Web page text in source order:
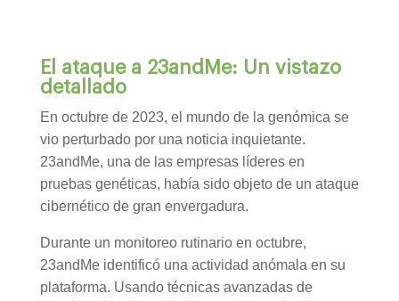
El ataque a 23andMe: Un vistazo
detallado
En octubre de 2023, el mundo de la genómica se
vio perturbado por una noticia inquietante.
23andMe, una de las empresas líderes en
pruebas genéticas, había sido objeto de un ataque
cibernético de gran envergadura.
Durante un monitoreo rutinario en octubre,
23andMe identificó una actividad anómala en su
plataforma. Usando técnicas avanzadas de